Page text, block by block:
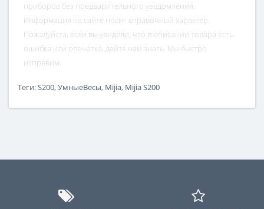
приборов без предварительного уведомления.
Информация на сайте носит справочный характер.
Пожалуйста, если вы увидели, что в описании товара есть
ошибка или опечатка, дайте нам знать. Мы быстро
исправим.
Теги:S200,УмныеВесы, Mijia, Mijia S200